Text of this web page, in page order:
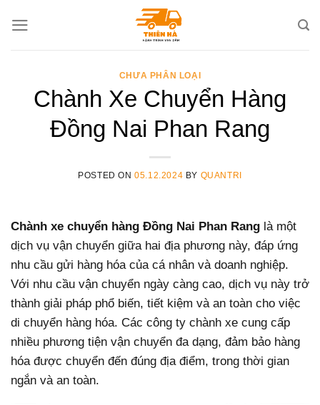
CHƯA PHÂN LOẠI
Chành Xe Chuyển Hàng
Đồng Nai Phan Rang
POSTED ON05.12.2024 BY QUANTRI
Chành xe chuyển hàng Đồng Nai Phan Rang là một
dịch vụ vận chuyển giữa hai địa phương này, đáp ứng
nhu cầu gửi hàng hóa của cá nhân và doanh nghiệp.
Với nhu cầu vận chuyển ngày càng cao, dịch vụ này trở
thành giải pháp phổ biến, tiết kiệm và an toàn cho việc
di chuyển hàng hóa. Các công ty chành xe cung cấp
nhiều phương tiện vận chuyển đa dạng, đảm bảo hàng
hóa được chuyển đến đúng địa điểm, trong thời gian
ngắn và an toàn.